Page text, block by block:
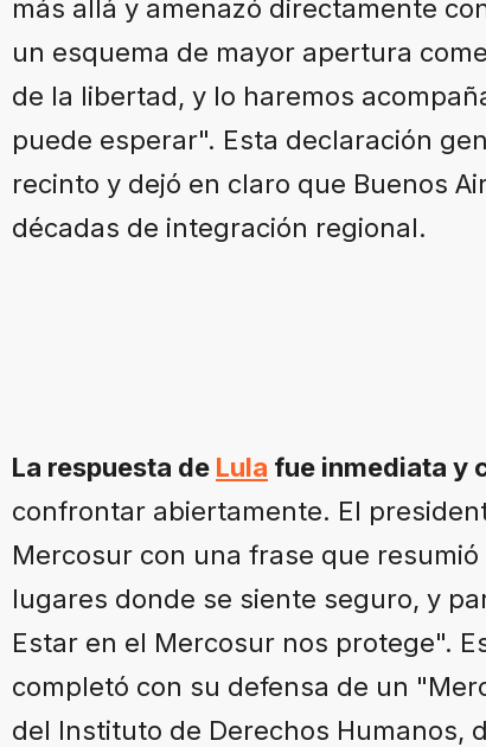
más allá y amenazó directamente
un esquema de mayor apertura
de la libertad, y lo haremos
puede esperar". Esta declaración
recinto y dejó en claro que Buenos
décadas de integración regional.
La respuesta de Lula fue inmediata y
confrontar abiertamente. El
Mercosur con una frase que
lugares donde se siente seguro, y
Estar en el Mercosur nos protege".
completó con su defensa de un
del Instituto de Derechos Humanos,